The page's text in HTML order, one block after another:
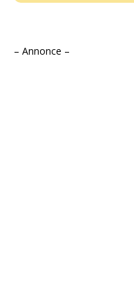
– Annonce –